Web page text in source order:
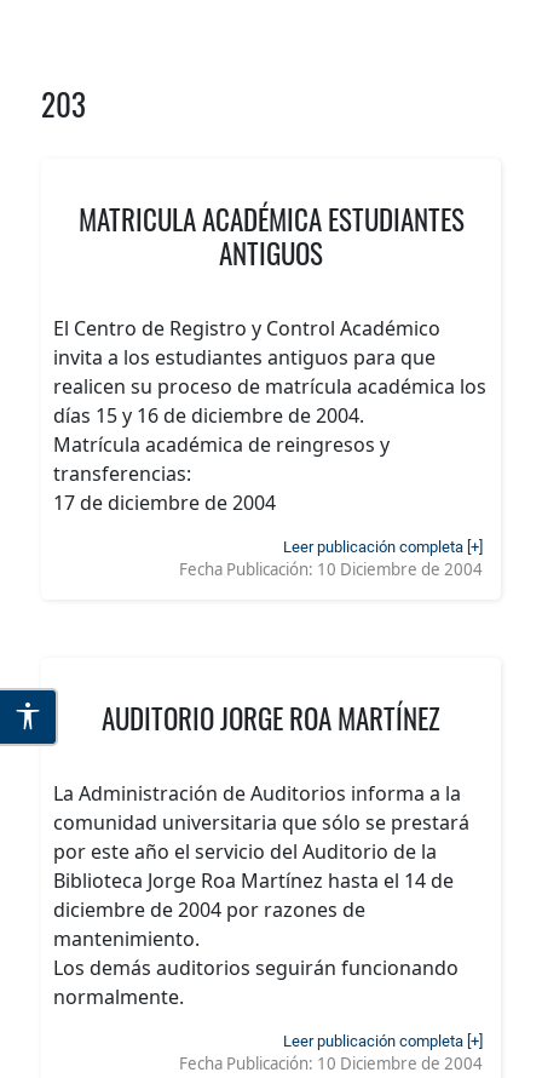
203
MATRICULA ACADÉMICA ESTUDIANTES
ANTIGUOS
El Centro de Registro y Control Académico
invita a los estudiantes antiguos para que
realicen su proceso de matrícula académica los
días 15 y 16 de diciembre de 2004.
Matrícula académica de reingresos y
transferencias:
17 de diciembre de 2004
Leer publicación completa [+]
Fecha Publicación: 10 Diciembre de 2004
AUDITORIO JORGE ROA MARTÍNEZ
La Administración de Auditorios informa a la
comunidad universitaria que sólo se prestará
por este año el servicio del Auditorio de la
Biblioteca Jorge Roa Martínez hasta el 14 de
diciembre de 2004 por razones de
mantenimiento.
Los demás auditorios seguirán funcionando
normalmente.
Leer publicación completa [+]
Fecha Publicación: 10 Diciembre de 2004